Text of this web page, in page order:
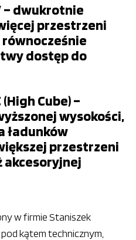
– dwukrotnie
przestrzeni
dostęp do
Cube) –
wysokości,
ładunków
przestrzeni
akcesoryjnej
w firmie Staniszek
kątem technicznym,